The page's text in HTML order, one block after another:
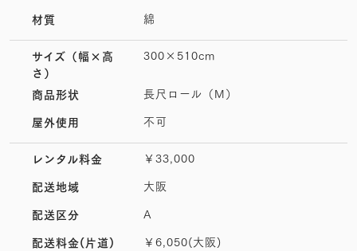
材質 綿
サイズ （幅×高
さ）
300×510cm
商品形状 長尺ロール（M）
屋外使用 不可
レンタル料金 ￥33,000
配送地域 大阪
配送区分 A
配送料金(片道) ￥6,050(大阪)